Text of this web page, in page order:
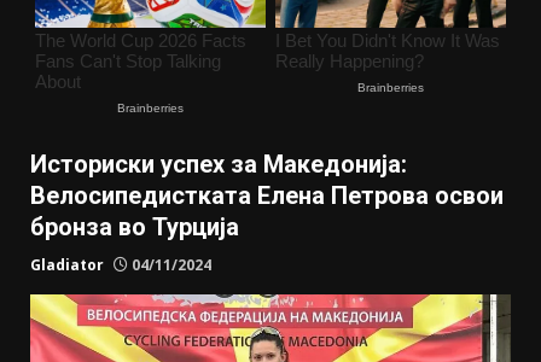
Историски успех за Македонија:
Велосипедистката Елена Петрова освои
бронза во Турција
Gladiator 04/11/2024